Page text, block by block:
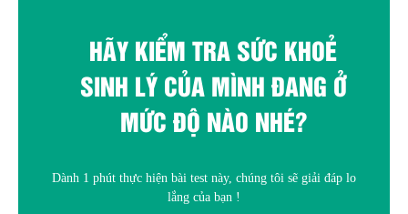
HÃY KIỂM TRA SỨC KHOẺ
SINH LÝ CỦA MÌNH ĐANG Ở
MỨC ĐỘ NÀO NHÉ?
Dành 1 phút thực hiện bài test này, chúng tôi sẽ giải đáp lo
lắng của bạn !